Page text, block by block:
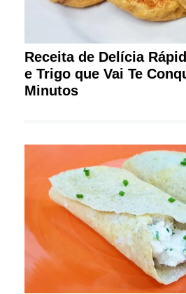
Receita de Delícia
e Trigo que Vai Te
Minutos